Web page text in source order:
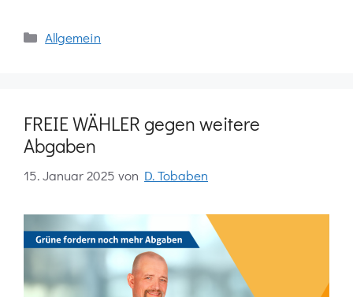
Kategorien
Allgemein
FREIE WÄHLER gegen weitere
Abgaben
15. Januar 2025 von D. Tobaben